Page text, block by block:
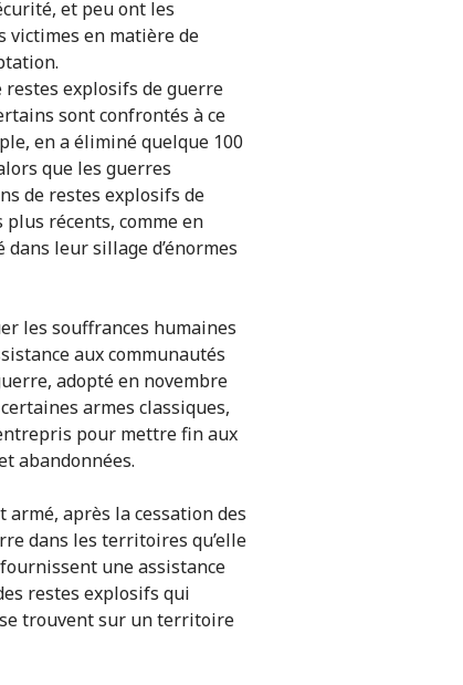
et peu ont les
victimes en matière de
restes explosifs de guerre
sont confrontés à ce
en a éliminé quelque 100
que les guerres
de restes explosifs de
plus récents, comme en
leur sillage d’énormes
les souffrances humaines
aux communautés
adopté en novembre
armes classiques,
pour mettre fin aux
abandonnées.
après la cessation des
dans les territoires qu’elle
une assistance
restes explosifs qui
trouvent sur un territoire